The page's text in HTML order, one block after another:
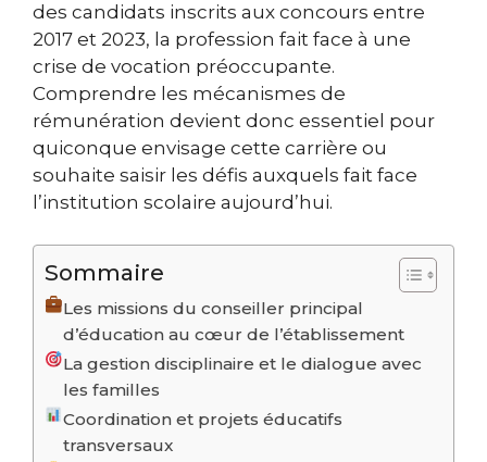
des candidats inscrits aux concours entre
2017 et 2023, la profession fait face à une
crise de vocation préoccupante.
Comprendre les mécanismes de
rémunération devient donc essentiel pour
quiconque envisage cette carrière ou
souhaite saisir les défis auxquels fait face
l’institution scolaire aujourd’hui.
Sommaire
Les missions du conseiller principal
d’éducation au cœur de l’établissement
La gestion disciplinaire et le dialogue avec
les familles
Coordination et projets éducatifs
transversaux